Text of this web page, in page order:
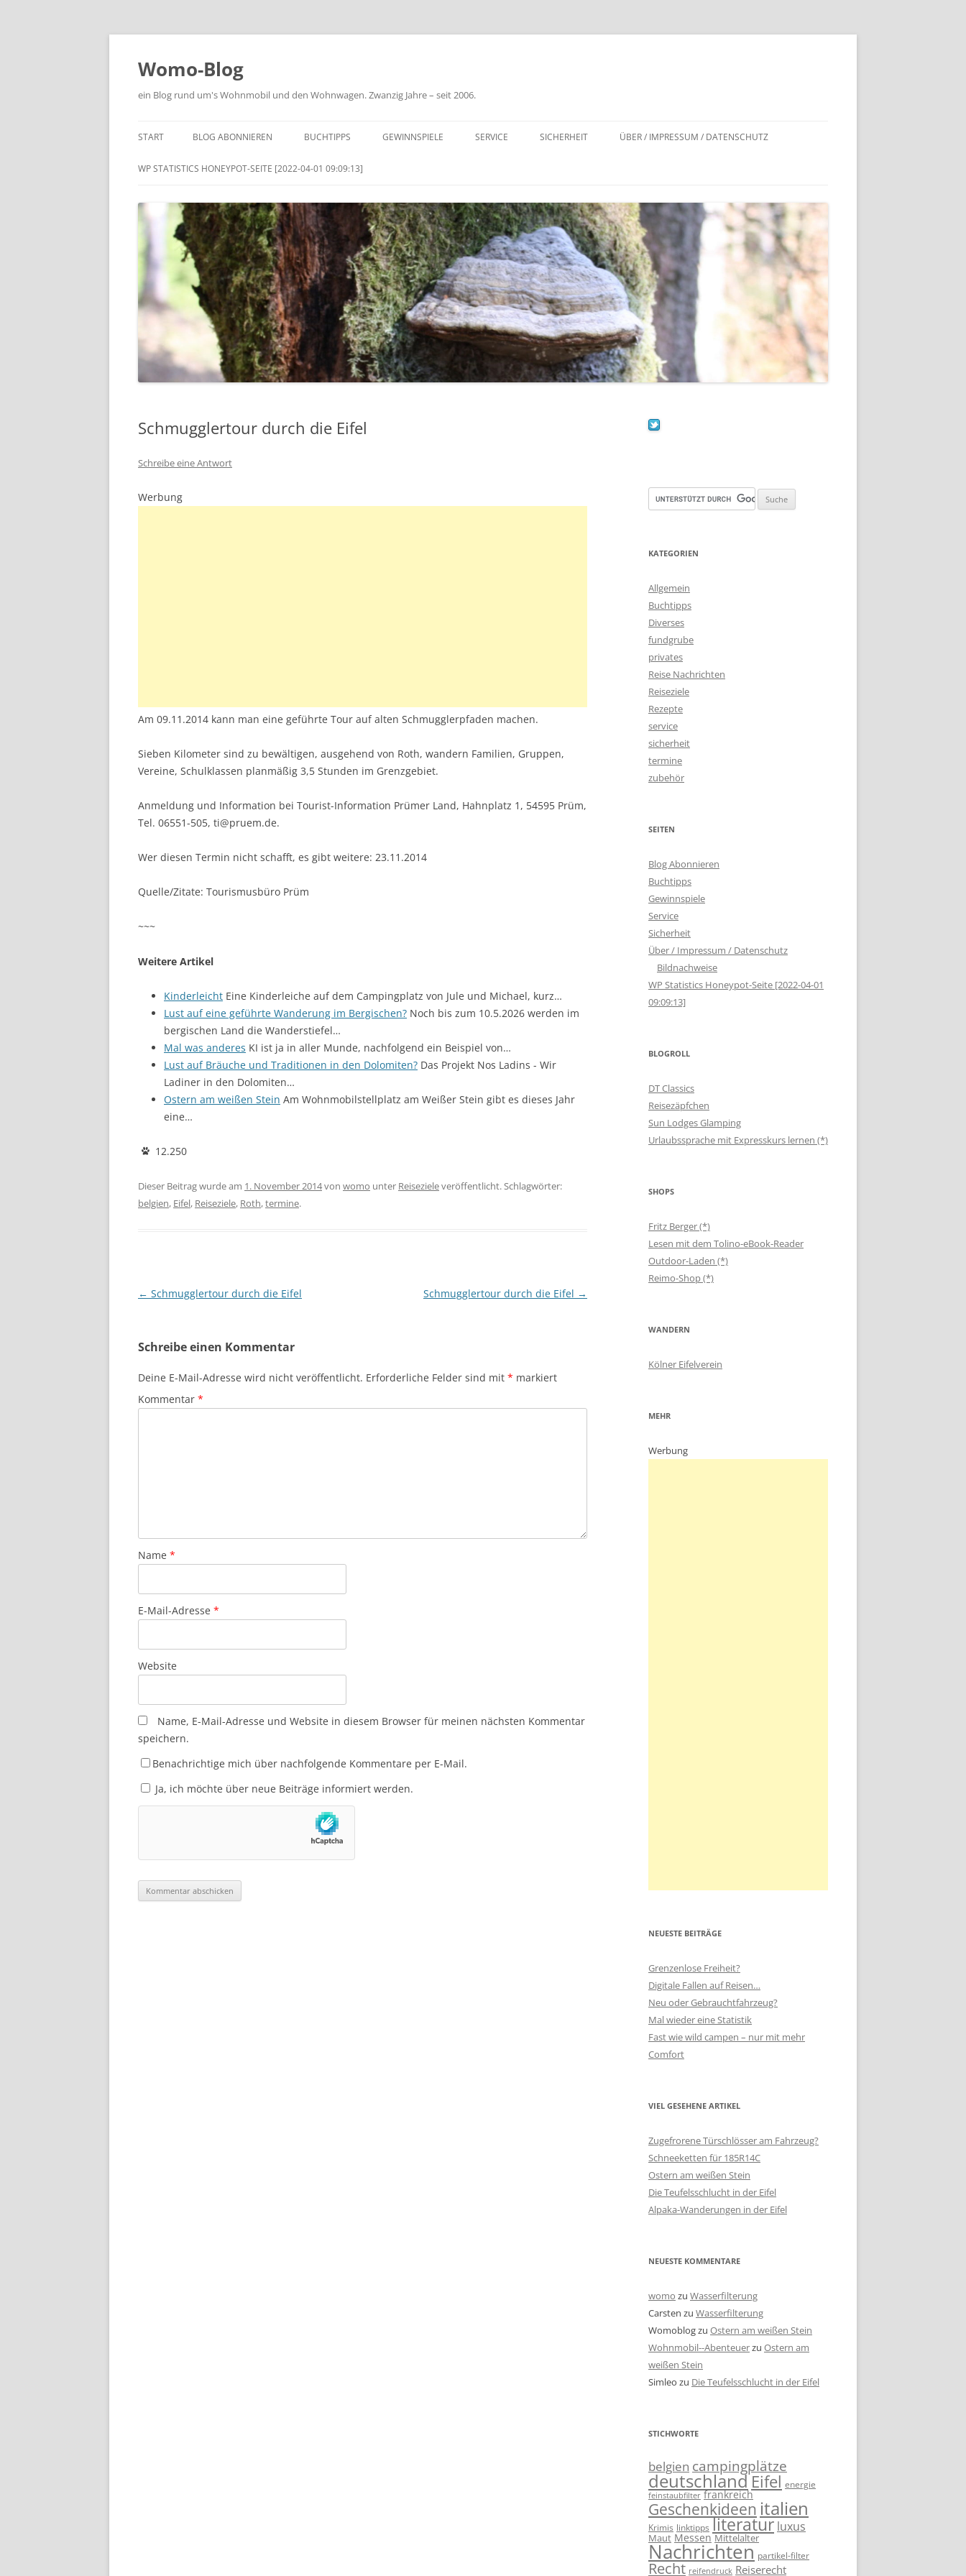
Zum
Womo-Blog
ein Blog rund um's Wohnmobil und den Wohnwagen. Zwanzig Jahre – seit 2006.
START BLOG ABONNIEREN BUCHTIPPS GEWINNSPIELE SERVICE SICHERHEIT ÜBER / IMPRESSUM / DATENSCHUTZ
WP STATISTICS HONEYPOT-SEITE [2022-04-01 09:09:13]
Schmugglertour durch die Eifel
Schreibe eine Antwort
Werbung
Am 09.11.2014 kann man eine geführte Tour auf alten Schmugglerpfaden machen.
Sieben Kilometer sind zu bewältigen, ausgehend von Roth, wandern Familien, Gruppen,
Vereine, Schulklassen planmäßig 3,5 Stunden im Grenzgebiet.
Anmeldung und Information bei Tourist-Information Prümer Land, Hahnplatz 1, 54595 Prüm,
Tel. 06551-505, ti@pruem.de.
Wer diesen Termin nicht schafft, es gibt weitere: 23.11.2014
Quelle/Zitate: Tourismusbüro Prüm
~~~
Weitere Artikel
Kinderleicht Eine Kinderleiche auf dem Campingplatz von Jule und Michael, kurz…
Lust auf eine geführte Wanderung im Bergischen? Noch bis zum 10.5.2026 werden im
bergischen Land die Wanderstiefel…
Mal was anderes KI ist ja in aller Munde, nachfolgend ein Beispiel von…
Lust auf Bräuche und Traditionen in den Dolomiten? Das Projekt Nos Ladins - Wir
Ladiner in den Dolomiten…
Ostern am weißen Stein Am Wohnmobilstellplatz am Weißer Stein gibt es dieses Jahr
eine…
12.250
Dieser Beitrag wurde am 1. November 2014von womo unter Reisezieleveröffentlicht. Schlagwörter:
belgien, Eifel, Reiseziele, Roth,termine.
Beitragsnavigation
← Schmugglertour durch die Eifel Schmugglertour durch die Eifel →
Schreibe einen Kommentar
Deine E-Mail-Adresse wird nicht veröffentlicht. Erforderliche Felder sind mit * markiert
Kommentar *
Name *
E-Mail-Adresse *
Website
Name, E-Mail-Adresse und Website in diesem Browser für meinen nächsten Kommentar
speichern.
Benachrichtige mich über nachfolgende Kommentare per E-Mail.
Ja, ich möchte über neue Beiträge informiert werden.
KATEGORIEN
Allgemein
Buchtipps
Diverses
fundgrube
privates
Reise Nachrichten
Reiseziele
Rezepte
service
sicherheit
termine
zubehör
SEITEN
Blog Abonnieren
Buchtipps
Gewinnspiele
Service
Sicherheit
Über / Impressum / Datenschutz
Bildnachweise
WP Statistics Honeypot-Seite [2022-04-01
09:09:13]
BLOGROLL
DT Classics
Reisezäpfchen
Sun Lodges Glamping
Urlaubssprache mit Expresskurs lernen (*)
SHOPS
Fritz Berger (*)
Lesen mit dem Tolino-eBook-Reader
Outdoor-Laden (*)
Reimo-Shop (*)
WANDERN
Kölner Eifelverein
MEHR
Werbung
NEUESTE BEITRÄGE
Grenzenlose Freiheit?
Digitale Fallen auf Reisen…
Neu oder Gebrauchtfahrzeug?
Mal wieder eine Statistik
Fast wie wild campen – nur mit mehr
Comfort
VIEL GESEHENE ARTIKEL
Zugefrorene Türschlösser am Fahrzeug?
Schneeketten für 185R14C
Ostern am weißen Stein
Die Teufelsschlucht in der Eifel
Alpaka-Wanderungen in der Eifel
NEUESTE KOMMENTARE
womo zu Wasserfilterung
Carsten zu Wasserfilterung
Womoblogzu Ostern am weißen Stein
Wohnmobil--Abenteuerzu Ostern am
weißen Stein
Simleo zu Die Teufelsschlucht in der Eifel
STICHWORTE
belgien campingplätze
deutschland Eifel energie
feinstaubfilter frankreich
Geschenkideen italien
Krimis linktipps literatur luxus
Maut Messen Mittelalter
Nachrichten partikel-filter
Recht reifendruck Reiserecht